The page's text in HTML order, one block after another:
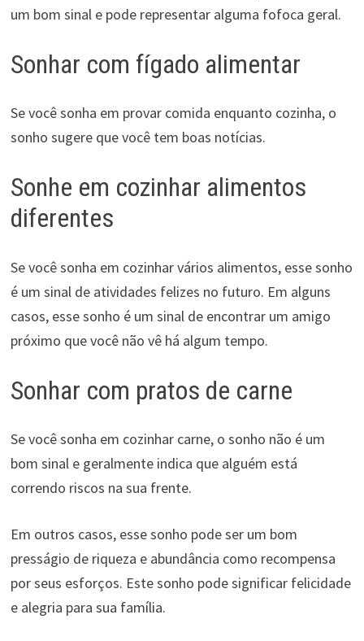
um bom sinal e pode representar alguma fofoca geral.
Sonhar com fígado alimentar
Se você sonha em provar comida enquanto cozinha, o
sonho sugere que você tem boas notícias.
Sonhe em cozinhar alimentos
diferentes
Se você sonha em cozinhar vários alimentos, esse sonho
é um sinal de atividades felizes no futuro. Em alguns
casos, esse sonho é um sinal de encontrar um amigo
próximo que você não vê há algum tempo.
Sonhar com pratos de carne
Se você sonha em cozinhar carne, o sonho não é um
bom sinal e geralmente indica que alguém está
correndo riscos na sua frente.
Em outros casos, esse sonho pode ser um bom
presságio de riqueza e abundância como recompensa
por seus esforços. Este sonho pode significar felicidade
e alegria para sua família.